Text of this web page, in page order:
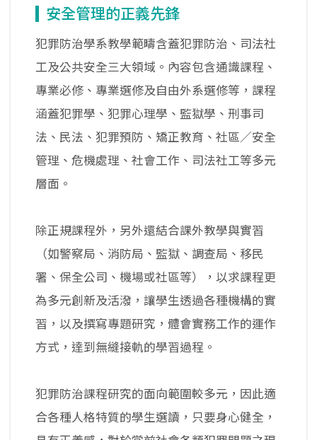
安全管理的正義先鋒
犯罪防治學系教學範疇含蓋犯罪防治、司法社
工及公共安全三大領域。內容包含通識課程、
專業必修、專業選修及自由外系選修等，課程
涵蓋犯罪學、犯罪心理學、監獄學、刑事司
法、民法、犯罪預防、矯正教育、社區／安全
管理、危機處理、社會工作、司法社工等多元
層面。
除正規課程外，另外還結合課外教學與實習
（如警察局、消防局、監獄、調查局、移民
署、保全公司、機場或社區等），以求課程更
為多元創新及活潑，讓學生透過各種機構的實
習，以及撰寫專題研究，體會實務工作的運作
方式，達到無縫接軌的學習過程。
犯罪防治課程研究的面向範圍較多元，因此適
合各種人格特質的學生選讀，只要身心健全，